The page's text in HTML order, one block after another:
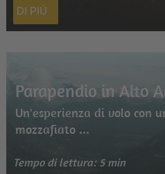
DI PIÙ
Parapendio in Alto
Un'esperienza di volo con
mozzafiato ...
Tempo di lettura: 5 min